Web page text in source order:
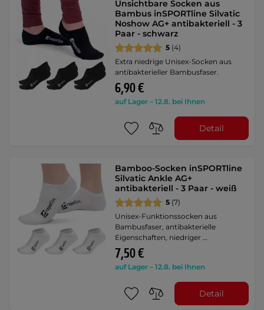
Unsichtbare Socken aus
Bambus inSPORTline Silvatic
Noshow AG+ antibakteriell - 3
Paar - schwarz
5 (4)
Extra niedrige Unisex-Socken aus
antibakterieller Bambusfaser.
6,90 €
auf Lager – 12.8. bei Ihnen
Detail
Bamboo-Socken inSPORTline
Silvatic Ankle AG+
antibakteriell - 3 Paar - weiß
5 (7)
Unisex-Funktionssocken aus
Bambusfaser, antibakterielle
Eigenschaften, niedriger …
7,50 €
auf Lager – 12.8. bei Ihnen
Detail